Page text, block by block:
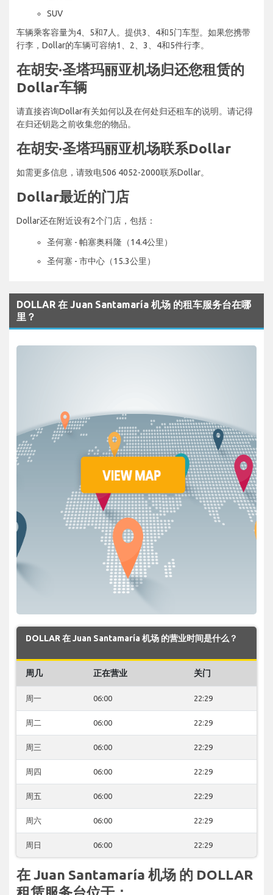
SUV
车辆乘客容量为4、5和7人。提供3、4和5门车型。如果您携带
行李，Dollar的车辆可容纳1、2、3、4和5件行李。
在胡安·圣塔玛丽亚机场归还您租赁的
Dollar车辆
请直接咨询Dollar有关如何以及在何处归还租车的说明。请记得
在归还钥匙之前收集您的物品。
在胡安·圣塔玛丽亚机场联系Dollar
如需更多信息，请致电506 4052-2000联系Dollar。
Dollar最近的门店
Dollar还在附近设有2个门店，包括：
圣何塞 - 帕塞奥科隆（14.4公里）
圣何塞 - 市中心（15.3公里）
DOLLAR 在 Juan Santamaría 机场 的租车服务台在哪
里？
DOLLAR 在 Juan Santamaría 机场 的营业时间是什么？
周几 正在营业 关门
周一 06:00 22:29
周二 06:00 22:29
周三 06:00 22:29
周四 06:00 22:29
周五 06:00 22:29
周六 06:00 22:29
周日 06:00 22:29
在 Juan Santamaría 机场 的 DOLLAR